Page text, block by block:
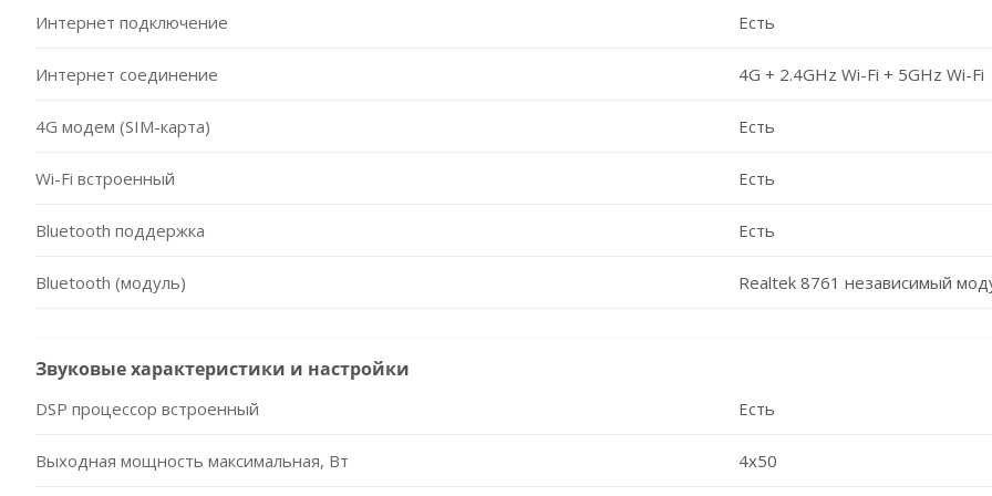
Интернет подключение Есть
Интернет соединение 4G + 2.4GHz Wi-Fi + 5GHz Wi-Fi
4G модем (SIM-карта) Есть
Wi-Fi встроенный Есть
Bluetooth поддержка Есть
Bluetooth (модуль) Realtek 8761 независимый
Звуковые характеристики и настройки
DSP процессор встроенный Есть
Выходная мощность максимальная, Вт 4x50